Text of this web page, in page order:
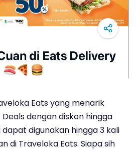
Eats yang menarik
Deals dengan diskon hingga
dapat digunakan hingga 3 kali
di Traveloka Eats. Siapa sih